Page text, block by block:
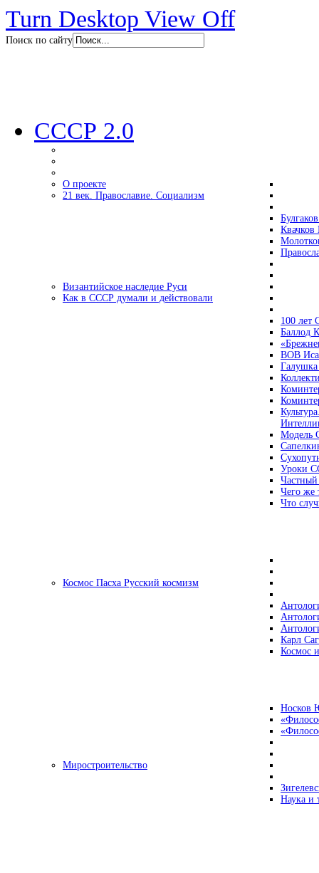
Turn Desktop View Off
Поиск по сайту
СССР 2.0
О проекте
21 век. Православие. Социализм
Византийское наследие Руси
Как в СССР думали и действовали
100 лет
Баллод
ВОВ
Модель
Уроки
Чего же
Что
Космос Пасха Русский космизм
Карл
Космос
Носков
Миростроительство
Наука и